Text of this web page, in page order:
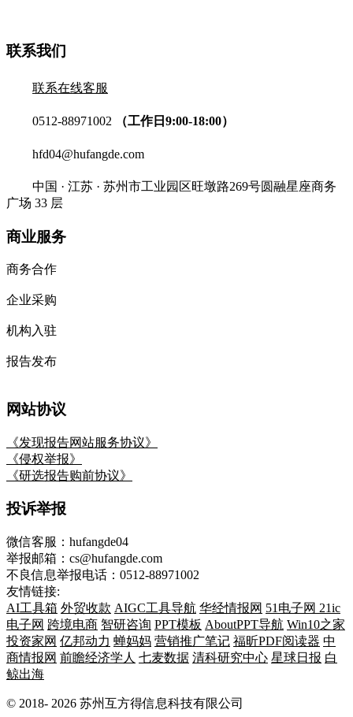
联系我们
联系在线客服
0512-88971002 （工作日9:00-18:00）
hfd04@hufangde.com
中国 · 江苏 · 苏州市工业园区旺墩路269号圆融星座商务
广场 33 层
商业服务
商务合作
企业采购
机构入驻
报告发布
网站协议
《发现报告网站服务协议》
《侵权举报》
《研选报告购前协议》
投诉举报
微信客服：hufangde04
举报邮箱：cs@hufangde.com
不良信息举报电话：0512-88971002
友情链接:
AI工具箱 外贸收款 AIGC工具导航 华经情报网 51电子网 21ic
电子网 跨境电商 智研咨询 PPT模板 AboutPPT导航 Win10之家
投资家网 亿邦动力 蝉妈妈 营销推广笔记 福昕PDF阅读器 中
商情报网 前瞻经济学人 七麦数据 清科研究中心 星球日报 白
鲸出海
© 2018- 2026 苏州互方得信息科技有限公司